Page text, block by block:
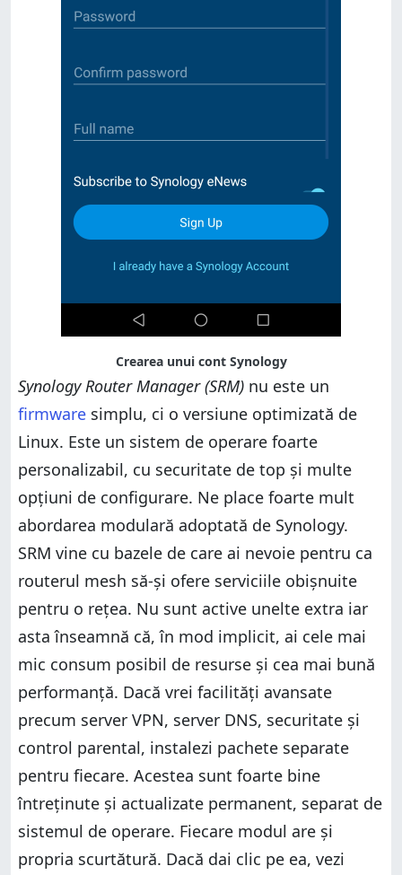
Crearea unui cont Synology
Synology Router Manager (SRM) nu este un
firmware simplu, ci o versiune optimizată de
Linux. Este un sistem de operare foarte
personalizabil, cu securitate de top și multe
opțiuni de configurare. Ne place foarte mult
abordarea modulară adoptată de Synology.
SRM vine cu bazele de care ai nevoie pentru ca
routerul mesh să-și ofere serviciile obișnuite
pentru o rețea. Nu sunt active unelte extra iar
asta înseamnă că, în mod implicit, ai cele mai
mic consum posibil de resurse și cea mai bună
performanță. Dacă vrei facilități avansate
precum server VPN, server DNS, securitate și
control parental, instalezi pachete separate
pentru fiecare. Acestea sunt foarte bine
întreținute și actualizate permanent, separat de
sistemul de operare. Fiecare modul are și
propria scurtătură. Dacă dai clic pe ea, vezi